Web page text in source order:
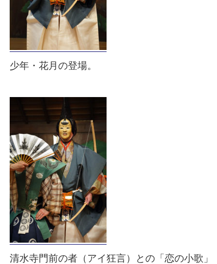
少年・花月の登場。
清水寺門前の者（アイ狂言）との「恋の小歌」